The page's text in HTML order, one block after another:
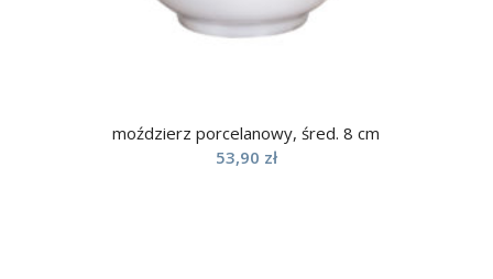
moździerz porcelanowy, śred. 8 cm
53,90 zł